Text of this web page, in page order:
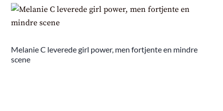
Melanie C leverede girl power, men fortjente en mindre
scene